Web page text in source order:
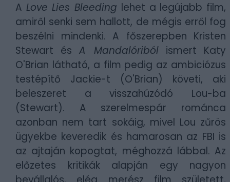
A Love Lies Bleeding lehet a legújabb film,
amiről senki sem hallott, de mégis erről fog
beszélni mindenki. A főszerepben Kristen
Stewart ésA Mandalóribólismert Katy
O'Brian látható, a film pedig az ambiciózus
testépítő Jackie-t (O'Brian) követi, aki
beleszeret a visszahúzódó Lou-ba
(Stewart). A szerelmespár románca
azonban nem tart sokáig, mivel Lou zűrös
ügyekbe keveredik és hamarosan az FBI is
az ajtaján kopogtat, méghozzá lábbal. Az
előzetes kritikák alapján egy nagyon